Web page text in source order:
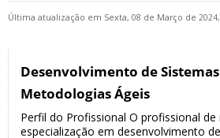
Última atualização em Sexta, 08 de Março de
Desenvolvimento de
Metodologias Ágeis
Perfil do Profissional O profissional
especialização em desenvolvimento